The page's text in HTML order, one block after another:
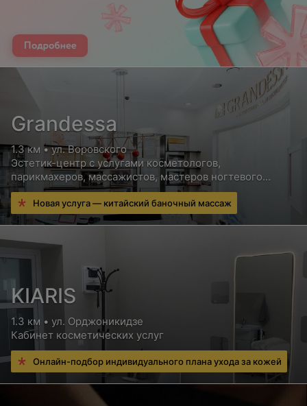
Grandessa
1.3 км • ул. Воровского
Эстетик-центр с услугами косметологов,
парикмахеров, массажистов, мастеров ногтевого
сервиса и других специалистов
Новая услуга — китайский баночный массаж
KIARIS
1.3 км • ул. Орджоникидзе
Кабинет косметических услуг
Онлайн-подбор индивидуального плана ухода за кожей